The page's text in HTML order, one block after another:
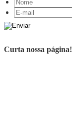
Curta nossa página!